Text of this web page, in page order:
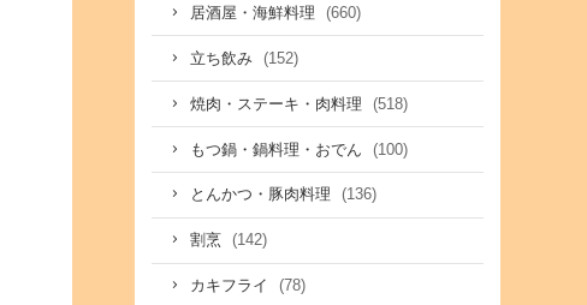
居酒屋・海鮮料理 (660)
立ち飲み (152)
焼肉・ステーキ・肉料理 (518)
もつ鍋・鍋料理・おでん (100)
とんかつ・豚肉料理 (136)
割烹 (142)
カキフライ (78)